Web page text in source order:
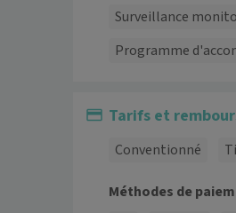
Surveillance
Programme
Tarifs et
Conventionné
Méthodes de